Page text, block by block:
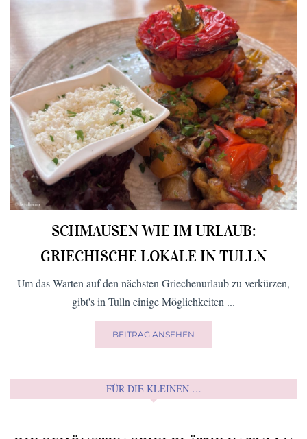
SCHMAUSEN WIE IM URLAUB:
GRIECHISCHE LOKALE IN TULLN
Um das Warten auf den nächsten Griechenurlaub zu verkürzen,
gibt's in Tulln einige Möglichkeiten ...
BEITRAG ANSEHEN
FÜR DIE KLEINEN …